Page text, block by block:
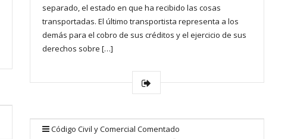
separado, el estado en que ha recibido las cosas
transportadas. El último transportista representa a los
demás para el cobro de sus créditos y el ejercicio de sus
derechos sobre […]
Código Civil y Comercial Comentado